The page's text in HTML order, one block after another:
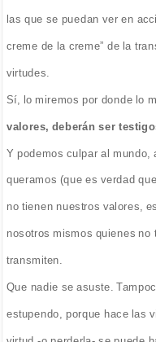
las que se puedan ver en
creme de la creme” de la
virtudes.
Sí, lo miremos por donde lo
valores, deberán ser
Y podemos culpar al mundo,
queramos (que es verdad
no tienen nuestros valores,
nosotros mismos quienes
transmiten.
Que nadie se asuste.
estupendo, porque hace las